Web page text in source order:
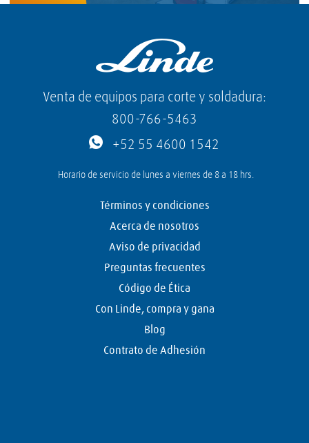
Venta de equipos para corte y soldadura:
800-766-5463
+52 55 4600 1542
Horario de servicio de lunes a viernes de 8 a 18 hrs.
Términos y condiciones
Acerca de nosotros
Aviso de privacidad
Preguntas frecuentes
Código de Ética
Con Linde, compra y gana
Blog
Contrato de Adhesión